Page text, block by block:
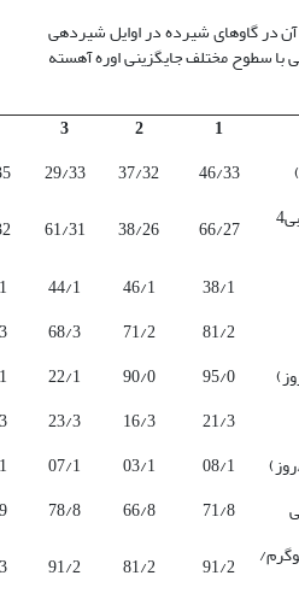
آن در گاوهای شیرده در اوایل شیردهی
با سطوح مختلف جایگزینی اوره آهسته
1
2
3
46/33
37/32
29/33
تولبدشیر اصلاح شده با چربی4
66/27
38/26
61/31
38/1
46/1
44/1
81/2
71/2
68/3
95/0
90/0
22/1
21/3
16/3
23/3
08/1
03/1
07/1
71/8
66/8
78/8
91/2
81/2
91/2